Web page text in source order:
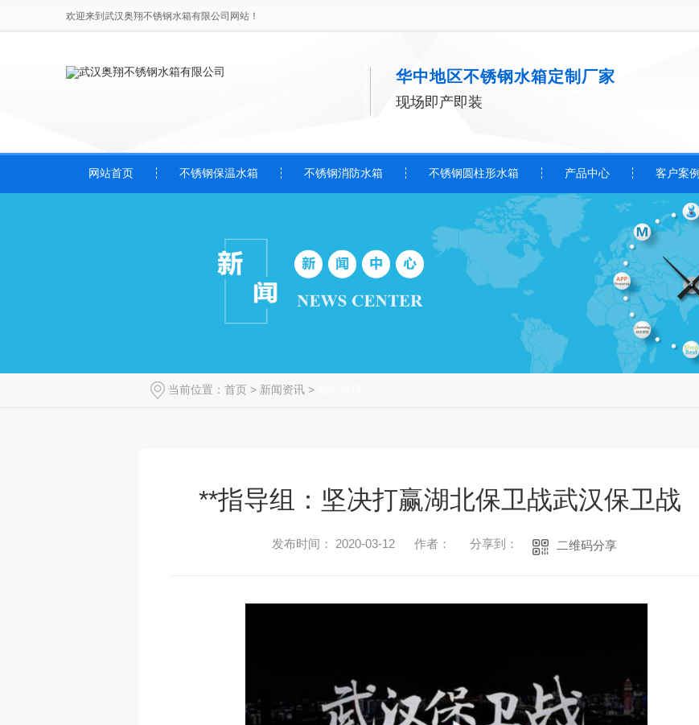
欢迎来到武汉奥翔不锈钢水箱有限公司网站！
华中地区不锈钢水箱定制厂家
现场即产即装
网站首页 不锈钢保温水箱 不锈钢消防水箱 不锈钢圆柱形水箱 产品中心 客户案例
当前位置： 首页 > 新闻资讯 >
**指导组：坚决打赢湖北保卫战武汉保卫战
发布时间： 2020-03-12 作者： 分享到： 二维码分享